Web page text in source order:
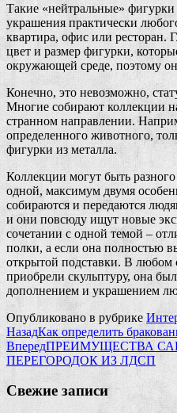
Такие «нейтральные» фигурки
украшения практически
квартира, офис или ресторан.
цвет и размер фигурки,
окружающей среде, поэтому
Конечно, это невозможно,
Многие собирают коллекции
странном направлении.
определенного животного,
фигурки из металла.
Коллекции могут быть
одной, максимум двумя
собираются и передаются
и они повсюду ищут новые
сочетании с одной темой –
полки, а если она полностью
открытой подставки. В любом
приобрели скульптуру, она
дополнением и украшением
Опубликовано в рубрике
НазадКак определить
ВпередПРЕИМУЩЕСТВА
ПЕРЕГОРОДОК ИЗ ЛДСП
Свежие записи